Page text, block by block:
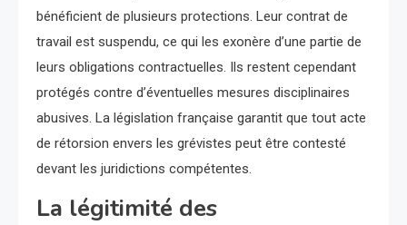
bénéficient de plusieurs protections. Leur contrat de
travail est suspendu, ce qui les exonère d’une partie de
leurs obligations contractuelles. Ils restent cependant
protégés contre d’éventuelles mesures disciplinaires
abusives. La législation française garantit que tout acte
de rétorsion envers les grévistes peut être contesté
devant les juridictions compétentes.
La légitimité des